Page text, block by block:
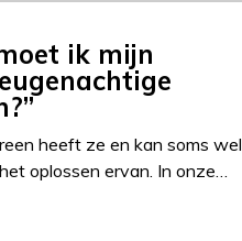
ik mijn
heeft ze en kan soms wel
oplossen ervan. In onze…